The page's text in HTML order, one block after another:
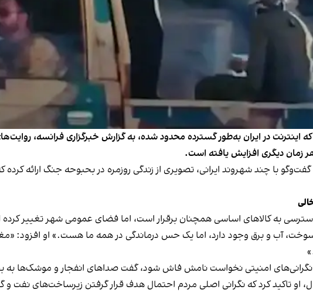
اینترنت در ایران به‌طور گسترده محدود شده، به گزارش خبرگزاری فرانسه،
زمان دیگری افزایش یافته است.
با چند شهروند ایرانی، تصویری از زندگی روزمره در بحبوحه جنگ ارائه کرده
به کالاهای اساسی همچنان برقرار است، اما فضای عمومی شهر تغییر
نگرانی‌های امنیتی نخواست نامش فاش شود، گفت صداهای انفجار و موشک‌ها
او تاکید کرد که نگرانی اصلی مردم احتمال هدف قرار گرفتن زیرساخت‌های نفت و